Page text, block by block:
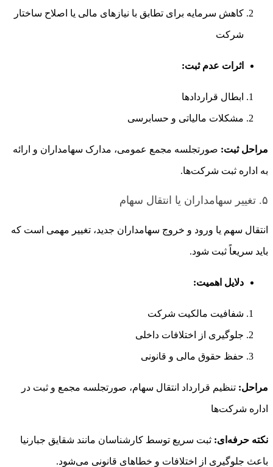
کاهش سرمایه برای تطابق با نیازهای مالی یا اصلاح ساختار
شرکت
اثرات عدم ثبت:
ابطال قراردادها
مشکلات مالیاتی و حسابرسی
مراحل ثبت: صورتجلسه مجمع عمومی، مدارک سهامداران و ارائه
به اداره ثبت شرکت‌ها.
۵. تغییر سهامداران یا انتقال سهام
انتقال سهم یا ورود و خروج سهامداران جدید، تغییر مهمی است که
باید سریعاً ثبت شود.
دلایل اهمیت:
شفافیت مالکیت شرکت
جلوگیری از اختلافات داخلی
حفظ حقوق مالی و قانونی
مراحل: تنظیم قرارداد انتقال سهام، صورتجلسه مجمع و ثبت در
اداره شرکت‌ها
نکته حرفه‌ای: ثبت سریع توسط کارشناسان مانند شقایق جبارنیا
باعث جلوگیری از اختلافات و خطاهای قانونی می‌شود.